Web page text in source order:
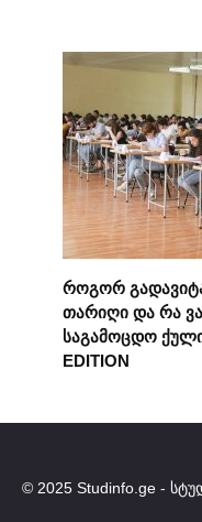
როგორ
თარიღი და რა
საგამოცდო
EDITION
© 2025 Studinfo.ge -